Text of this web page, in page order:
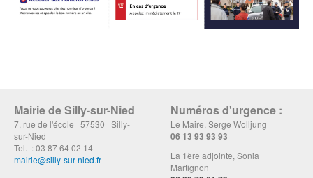
Mairie de Silly-sur-Nied
7, rue de l'école 57530 Silly-
sur-Nied
Tel. : 03 87 64 02 14
mairie@silly-sur-nied.fr
Numéros d'urgence :
Le Maire, Serge Wolljung
06 13 93 93 93
La 1ère adjointe, Sonia
Martignon